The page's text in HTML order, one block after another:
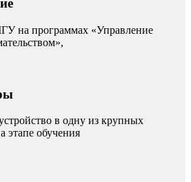
на программах «Управление
в одну из крупных
этапе обучения